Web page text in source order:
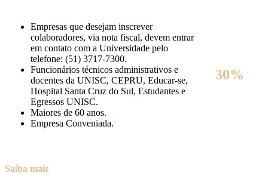
Empresas que desejam inscrever
colaboradores, via nota fiscal, devem entrar
em contato com a Universidade pelo
telefone: (51) 3717-7300.
Funcionários técnicos administrativos e
docentes da UNISC, CEPRU, Educar-se,
Hospital Santa Cruz do Sul, Estudantes e
Egressos UNISC.
Maiores de 60 anos.
Empresa Conveniada.
30%
Saiba mais